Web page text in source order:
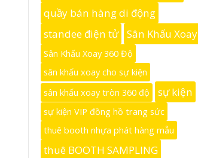
quầy bán hàng di động
standee điện tử
Sân Khấu Xoay
Sân Khấu Xoay 360 Độ
sân khấu xoay cho sự kiện
sân khấu xoay tròn 360 độ
sự kiện
sự kiện VIP đồng hồ trang sức
thuê booth nhựa phát hàng mẫu
thuê BOOTH SAMPLING